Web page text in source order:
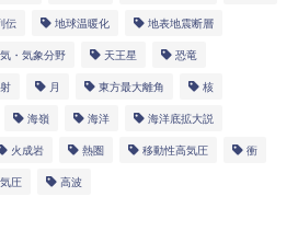
伝 地球温暖化 地表地震断層
・気象分野 天王星 恐竜
月 東方最大離角 核
海嶺 海洋 海洋底拡大説
火成岩 熱圏 移動性高気圧 衝
圧 高波